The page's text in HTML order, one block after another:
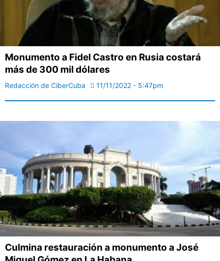
Monumento a Fidel Castro en Rusia costará
más de 300 mil dólares
Redacción de CiberCuba 11/11/2022 - 5:47pm
Culmina restauración a monumento a José